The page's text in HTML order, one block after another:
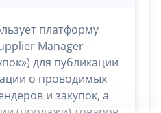
платформу
Manager -
для публикации
о проводимых
и закупок, а